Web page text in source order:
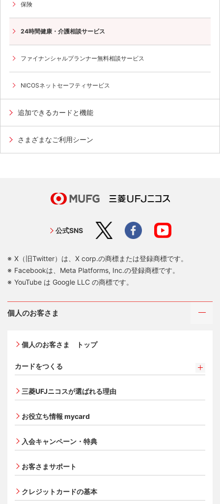
保険
24時間健康・介護相談サービス
ファイナンシャルプランナー無料相談サービス
NICOSネットセーフティサービス
追加できるカードと機能
さまざまなご利用シーン
公式SNS
X（旧Twitter）は、X corp.の商標または登録商標です。
Facebookは、Meta Platforms, Inc.の登録商標です。
YouTube は Google LLC の商標です。
個人のお客さま
個人のお客さま トップ
カードをつくる
三菱ＵＦＪカード
三菱ＵＦＪカード・プラチナ・アメリカン・エキスプレ
オンライン入会申し込みの流れ
追加できるカード・機能
UnionPay（銀聯）カード
ETCカード
三菱UFJニコスが選ばれる理由
お役立ち情報 mycard
入会キャンペーン・特典
お客さまサポート
クレジットカードの基本